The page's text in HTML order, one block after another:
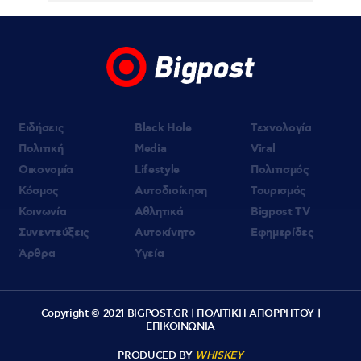
του MEGA
Ειδήσεις
Πολιτική
Οικονομία
Κόσμος
Κοινωνία
Συνεντεύξεις
Άρθρα
Black Hole
Media
Lifestyle
Αυτοδιοίκηση
Αθλητικά
Αυτοκίνητο
Υγεία
Τεχνολογία
Viral
Πολιτισμός
Τουρισμός
Bigpost TV
Εφημερίδες
Copyright © 2021 BIGPOST.GR | ΠΟΛΙΤΙΚΗ ΑΠΟΡΡΗΤΟΥ|
ΕΠΙΚΟΙΝΩΝΙΑ
PRODUCED BY WHISKEY